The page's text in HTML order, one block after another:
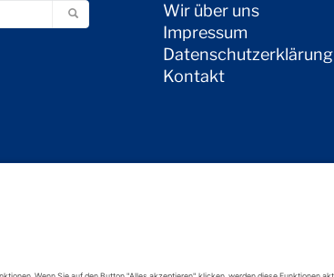
Wir über uns
Impressum
Datenschutzerklärung
Kontakt